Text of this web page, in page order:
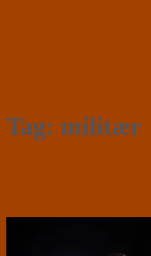
Tag: militær